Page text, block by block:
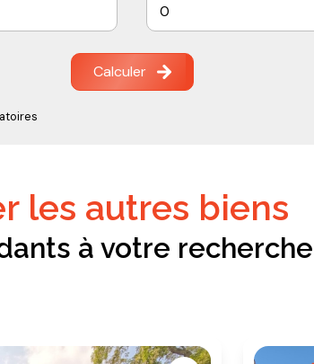
Calculer
les autres biens
à votre recherche